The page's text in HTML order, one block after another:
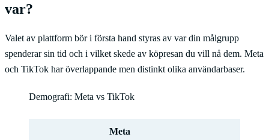
var?
Valet av plattform bör i första hand styras av var din målgrupp
spenderar sin tid och i vilket skede av köpresan du vill nå dem. Meta
och TikTok har överlappande men distinkt olika användarbaser.
Demografi: Meta vs TikTok
Meta